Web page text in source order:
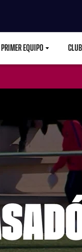
PRIMER EQUIPO CLUB